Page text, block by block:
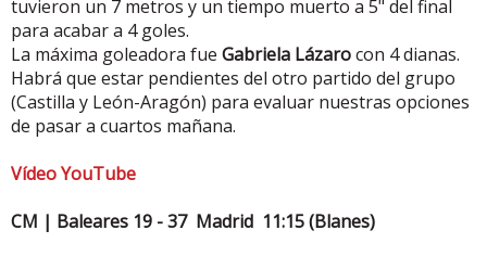
tuvieron un 7 metros y un tiempo muerto a 5" del final
para acabar a 4 goles.
La máxima goleadora fue Gabriela Lázarocon 4 dianas.
Habrá que estar pendientes del otro partido del grupo
(Castilla y León-Aragón) para evaluar nuestras opciones
de pasar a cuartos mañana.
Vídeo YouTube
CM | Baleares 19 - 37 Madrid 11:15 (Blanes)